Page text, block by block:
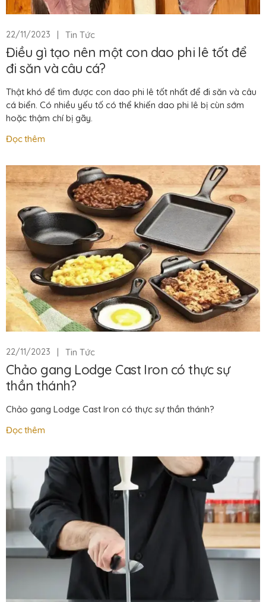
22/11/2023 | Tin Tức
Điều gì tạo nên một con dao phi lê tốt để
đi săn và câu cá?
Thật khó để tìm được con dao phi lê tốt nhất để đi săn và câu
cá biển. Có nhiều yếu tố có thể khiến dao phi lê bị cùn sớm
hoặc thậm chí bị gãy.
Đọc thêm
22/11/2023 | Tin Tức
Chảo gang Lodge Cast Iron có thực sự
thần thánh?
Chảo gang Lodge Cast Iron có thực sự thần thánh?
Đọc thêm